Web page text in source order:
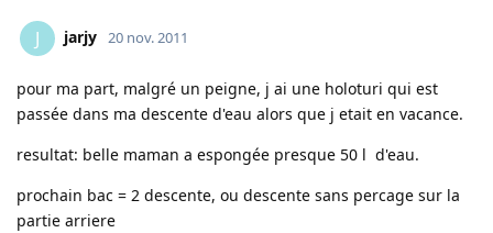
J jarjy 20 nov. 2011
pour ma part, malgré un peigne, j ai une holoturi qui est
passée dans ma descente d'eau alors que j etait en vacance.
resultat: belle maman a espongée presque 50 l d'eau.
prochain bac = 2 descente, ou descente sans percage sur la
partie arriere